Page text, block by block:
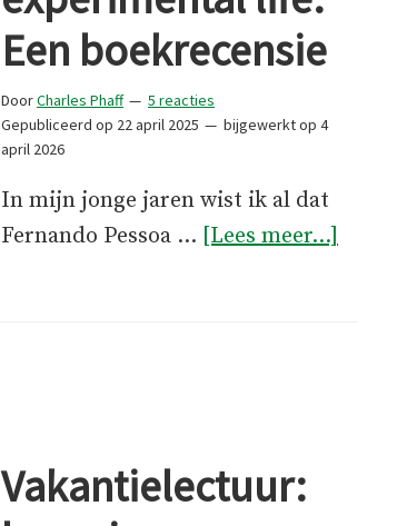
Een boekrecensie
DoorCharles Phaff
5 reacties
Gepubliceerd op 22 april 2025 bijgewerkt op 4
april 2026
In mijn jonge jaren wist ik al dat
Fernando Pessoa … [Lees meer...]
Vakantielectuur: